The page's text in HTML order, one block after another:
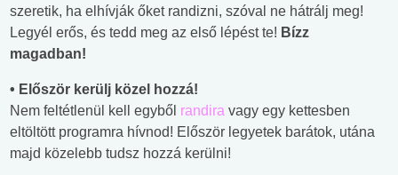
szeretik, ha elhívják őket randizni, szóval ne hátrálj meg!
Legyél erős, és tedd meg az első lépést te! Bízz
magadban!
• Először kerülj közel hozzá!
Nem feltétlenül kell egyből randira vagy egy kettesben
eltöltött programra hívnod! Először legyetek barátok, utána
majd közelebb tudsz hozzá kerülni!